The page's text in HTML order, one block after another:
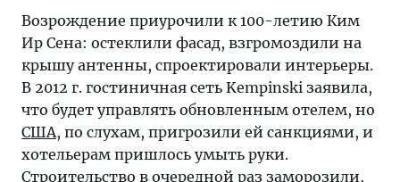
Возрождение приурочили к 100-летию Ким
Ир Сена: остеклили фасад, взгромоздили на
крышу антенны, спроектировали интерьеры.
В 2012 г. гостиничная сеть Kempinski заявила,
что будет управлять обновленным отелем, но
США, по слухам, пригрозили ей санкциями, и
хотельерам пришлось умыть руки.
Строительство в очередной раз заморозили,